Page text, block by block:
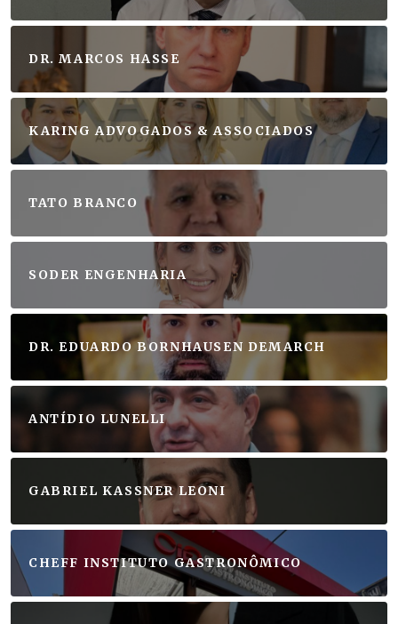
DR. MARCOS HASSE
KARING ADVOGADOS & ASSOCIADOS
TATO BRANCO
SODER ENGENHARIA
DR. EDUARDO BORNHAUSEN DEMARCH
ANTÍDIO LUNELLI
GABRIEL KASSNER LEONI
CHEFF INSTITUTO GASTRONÔMICO